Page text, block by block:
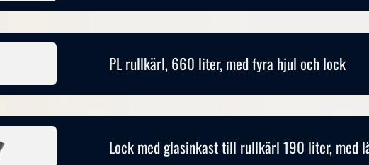
PL rullkärl, 660 liter, med fyra hjul och lock
Lock med glasinkast till rullkärl 190 liter, med